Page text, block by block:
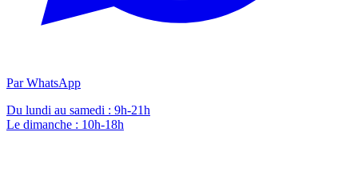
Par WhatsApp
Du lundi au samedi : 9h-21h
Le dimanche : 10h-18h